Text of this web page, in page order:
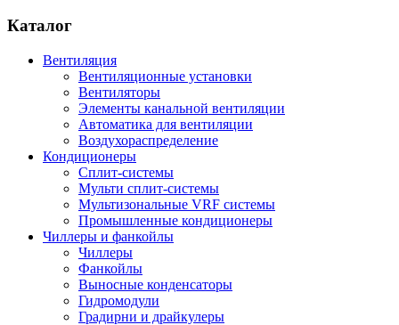
Каталог
Вентиляция
Вентиляционные установки
Вентиляторы
Элементы канальной вентиляции
Автоматика для вентиляции
Воздухораспределение
Кондиционеры
Сплит-системы
Мульти сплит-системы
Мультизональные VRF системы
Промышленные кондиционеры
Чиллеры и фанкойлы
Чиллеры
Фанкойлы
Выносные конденсаторы
Гидромодули
Градирни и драйкулеры